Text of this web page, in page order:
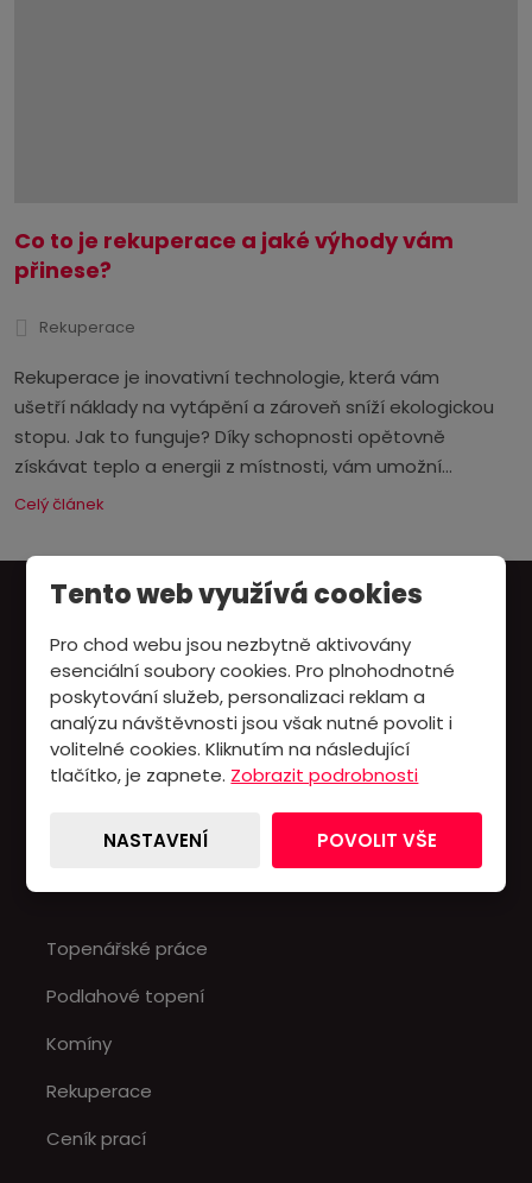
Co to je rekuperace a jaké výhody vám
přinese?
Rekuperace
Rekuperace je inovativní technologie, která vám
ušetří náklady na vytápění a zároveň sníží ekologickou
stopu. Jak to funguje? Díky schopnosti opětovně
získávat teplo a energii z místnosti, vám umožní...
Celý článek
Plynové kotle
Tepelná čerpadla
Klimatizace
Topenářské práce
Podlahové topení
Komíny
Rekuperace
Ceník prací
Tento web využívá cookies
Pro chod webu jsou nezbytně aktivovány
esenciální soubory cookies. Pro plnohodnotné
poskytování služeb, personalizaci reklam a
analýzu návštěvnosti jsou však nutné povolit i
volitelné cookies. Kliknutím na následující
tlačítko, je zapnete. Zobrazit podrobnosti
NASTAVENÍ POVOLIT VŠE